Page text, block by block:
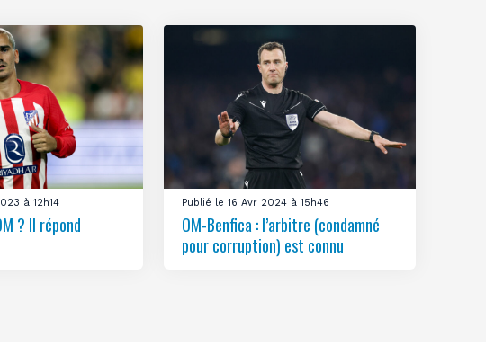
à 12h14
? Il répond
Publié le 16 Avr 2024 à 15h46
OM-Benfica : l’arbitre (condamné
pour corruption) est connu